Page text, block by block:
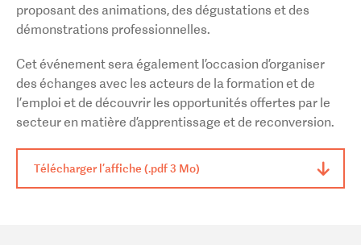
proposant des animations, des dégustations et des
démonstrations professionnelles.
Cet événement sera également l’occasion d’organiser
des échanges avec les acteurs de la formation et de
l’emploi et de découvrir les opportunités offertes par le
secteur en matière d’apprentissage et de reconversion.
Télécharger l’affiche (.pdf 3 Mo)